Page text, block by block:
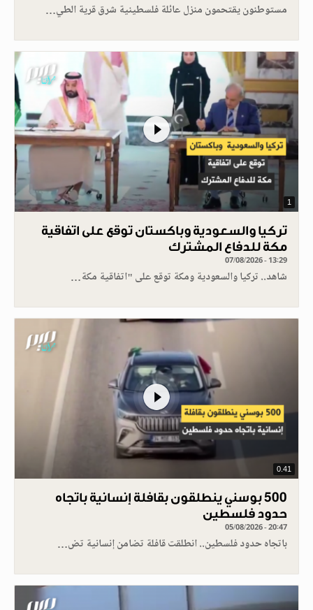
مستوطنون يقتحمون منزل عائلة فلسطينية شرق قرية الطي…
1
تركيا والسعودية وباكستان توقع على اتفاقية
مكة للدفاع المشترك
07/08/2026 - 13:29
شاهد.. تركيا والسعودية ومكة توقع على "اتفاقية مكة…
0.41
500 بوسني ينطلقون بقافلة إنسانية باتجاه
حدود فلسطين
05/08/2026 - 20:47
باتجاه حدود فلسطين.. انطلقت قافلة تضامن إنسانية تض…